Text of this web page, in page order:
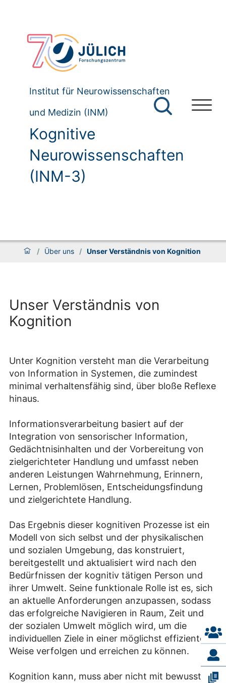
Institut für Neurowissenschaften
und Medizin (INM)
Kognitive
Neurowissenschaften
(INM-3)
/ Über uns / Unser Verständnis von Kognition
Unser Verständnis von
Kognition
Unter Kognition versteht man die Verarbeitung
von Information in Systemen, die zumindest
minimal verhaltensfähig sind, über bloße Reflexe
hinaus.
Informationsverarbeitung basiert auf der
Integration von sensorischer Information,
Gedächtnisinhalten und der Vorbereitung von
zielgerichteter Handlung und umfasst neben
anderen Leistungen Wahrnehmung, Erinnern,
Lernen, Problemlösen, Entscheidungsfindung
und zielgerichtete Handlung.
Das Ergebnis dieser kognitiven Prozesse ist ein
Modell von sich selbst und der physikalischen
und sozialen Umgebung, das konstruiert,
bereitgestellt und aktualisiert wird nach den
Bedürfnissen der kognitiv tätigen Person und
ihrer Umwelt. Seine funktionale Rolle ist es, sich
an aktuelle Anforderungen anzupassen, sodass
das erfolgreiche Navigieren in Raum, Zeit und
der sozialen Umwelt möglich wird, um die
individuellen Ziele in einer möglichst effizienten
Weise verfolgen und erreichen zu können.
Kognition kann, muss aber nicht mit bewusstem